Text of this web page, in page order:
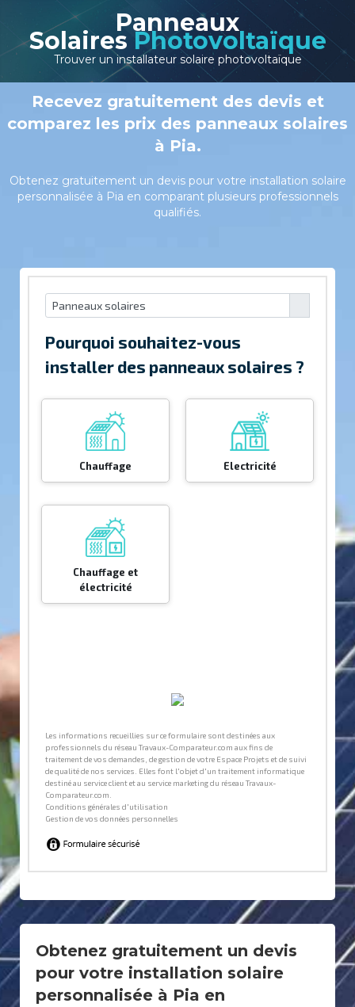
Panneaux
Solaires Photovoltaïque
Trouver un installateur solaire photovoltaïque
Recevez gratuitement des devis et
comparez les prix des panneaux solaires
à Pia.
Obtenez gratuitement un devis pour votre installation solaire
personnalisée à Pia en comparant plusieurs professionnels
qualifiés.
Obtenez gratuitement un devis
pour votre installation solaire
personnalisée à Pia en